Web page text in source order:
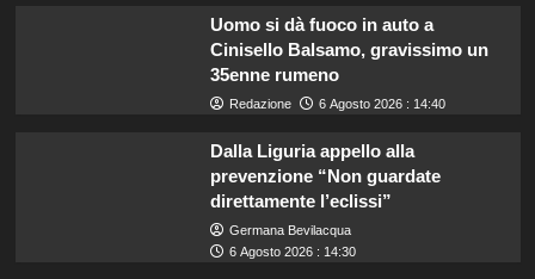
Uomo si dà fuoco in auto a
Cinisello Balsamo, gravissimo un
35enne rumeno
Redazione 6 Agosto 2026 : 14:40
Dalla Liguria appello alla
prevenzione “Non guardate
direttamente l’eclissi”
Germana Bevilacqua
6 Agosto 2026 : 14:30